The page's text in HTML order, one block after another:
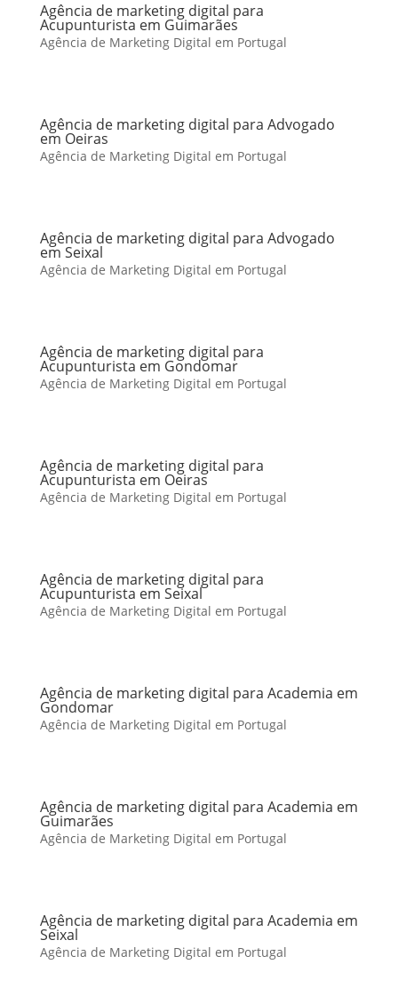
Agência de marketing digital para
Acupunturista em Guimarães
Agência de Marketing Digital em Portugal
Agência de marketing digital para Advogado
em Oeiras
Agência de Marketing Digital em Portugal
Agência de marketing digital para Advogado
em Seixal
Agência de Marketing Digital em Portugal
Agência de marketing digital para
Acupunturista em Gondomar
Agência de Marketing Digital em Portugal
Agência de marketing digital para
Acupunturista em Oeiras
Agência de Marketing Digital em Portugal
Agência de marketing digital para
Acupunturista em Seixal
Agência de Marketing Digital em Portugal
Agência de marketing digital para Academia em
Gondomar
Agência de Marketing Digital em Portugal
Agência de marketing digital para Academia em
Guimarães
Agência de Marketing Digital em Portugal
Agência de marketing digital para Academia em
Seixal
Agência de Marketing Digital em Portugal